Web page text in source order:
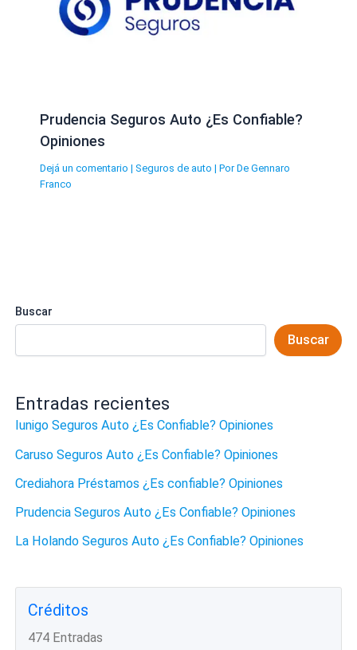
Prudencia Seguros Auto ¿Es Confiable?
Opiniones
Dejá un comentario | Seguros de auto | Por De Gennaro
Franco
Buscar
Buscar
Entradas recientes
Iunigo Seguros Auto ¿Es Confiable? Opiniones
Caruso Seguros Auto ¿Es Confiable? Opiniones
Crediahora Préstamos ¿Es confiable? Opiniones
Prudencia Seguros Auto ¿Es Confiable? Opiniones
La Holando Seguros Auto ¿Es Confiable? Opiniones
Créditos
474 Entradas